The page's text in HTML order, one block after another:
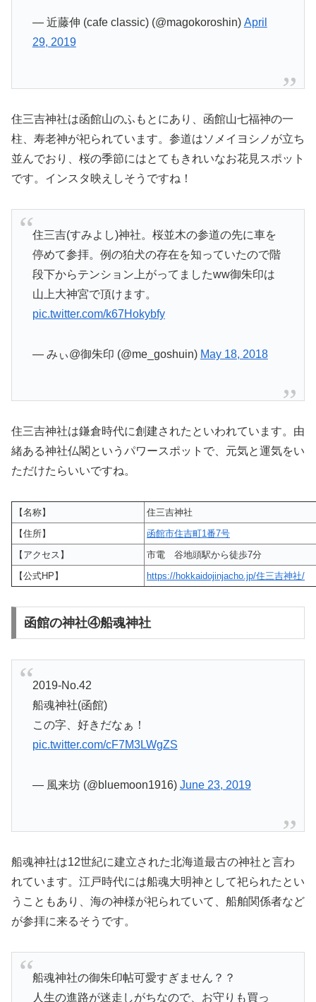
— 近藤伸 (cafe classic) (@magokoroshin) April
29, 2019
住三吉神社は函館山のふもとにあり、函館山七福神の一
柱、寿老神が祀られています。参道はソメイヨシノが立ち
並んでおり、桜の季節にはとてもきれいなお花見スポット
です。インスタ映えしそうですね！
住三吉(すみよし)神社。桜並木の参道の先に車を
停めて参拝。例の狛犬の存在を知っていたので階
段下からテンション上がってましたww御朱印は
山上大神宮で頂けます。
pic.twitter.com/k67Hokybfy
— みぃ@御朱印 (@me_goshuin) May 18, 2018
住三吉神社は鎌倉時代に創建されたといわれています。由
緒ある神社仏閣というパワースポットで、元気と運気をい
ただけたらいいですね。
【名称】
住三吉神社
【住所】
函館市住吉町1番7号
【アクセス】
市電 谷地頭駅から徒歩7分
【公式HP】
https://hokkaidojinjacho.jp/住三吉神社/
函館の神社④船魂神社
2019-No.42
船魂神社(函館)
この字、好きだなぁ！
pic.twitter.com/cF7M3LWgZS
— 風来坊 (@bluemoon1916) June 23, 2019
船魂神社は12世紀に建立された北海道最古の神社と言わ
れています。江戸時代には船魂大明神として祀られたとい
うこともあり、海の神様が祀られていて、船舶関係者など
が参拝に来るそうです。
船魂神社の御朱印帖可愛すぎません？？
人生の進路が迷走しがちなので、お守りも買っ